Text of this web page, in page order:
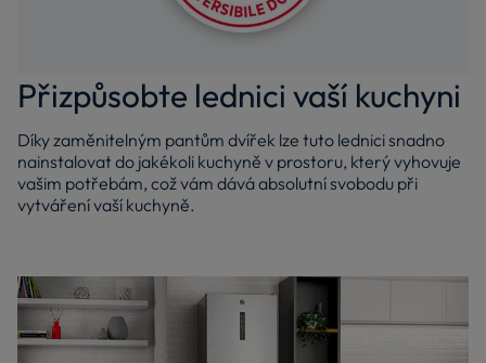
Přizpůsobte lednici vaší kuchyni
Díky zaměnitelným pantům dvířek lze tuto lednici snadno
nainstalovat do jakékoli kuchyně v prostoru, který vyhovuje
vašim potřebám, což vám dává absolutní svobodu při
vytváření vaší kuchyně.